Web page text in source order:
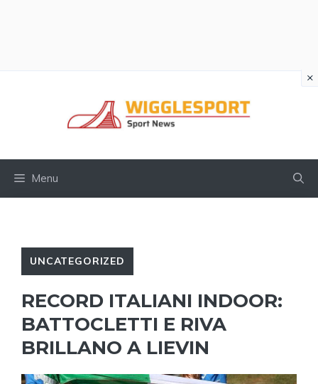
Menu
UNCATEGORIZED
RECORD ITALIANI INDOOR:
BATTOCLETTI E RIVA
BRILLANO A LIEVIN
×